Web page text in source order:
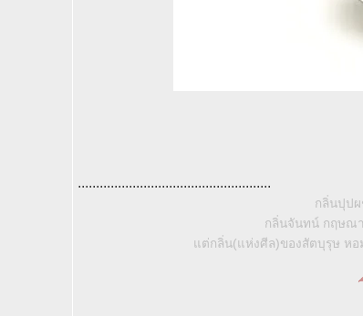
.....................................................
กลิ่นปุป
กลิ่นจันทน์ กฤษณ
แต่กลิ่น(แห่งศีล)ของสัตบุรุษ ห